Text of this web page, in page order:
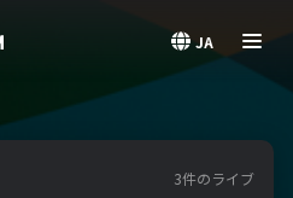
JA
3件のライブ